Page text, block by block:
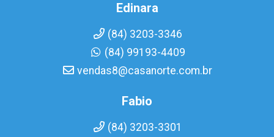
Edinara
(84) 3203-3346
(84) 99193-4409
vendas8@casanorte.com.br
Fabio
(84) 3203-3301